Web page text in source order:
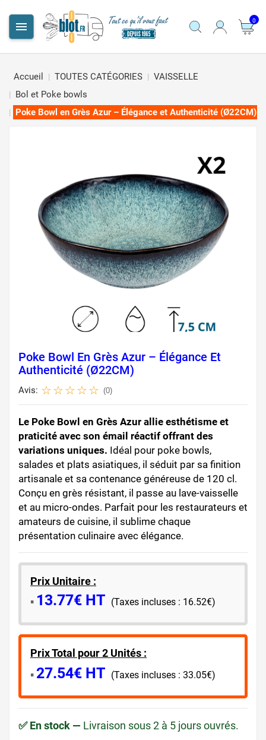
 0
Accueil TOUTES CATÉGORIES
VAISSELLE
Bol et Poke bowls
Poke Bowl en Grès Azur – Élégance et Authenticité (Ø22CM)
Poke Bowl En Grès Azur – Élégance Et
Authenticité (Ø22CM)
Avis: (0)
Le Poke Bowl en Grès Azur allie esthétisme et
praticité avec son émail réactif offrant des
variations uniques. Idéal pour poke bowls,
salades et plats asiatiques, il séduit par sa finition
artisanale et sa contenance généreuse de 120 cl.
Conçu en grès résistant, il passe au lave-vaisselle
et au micro-ondes. Parfait pour les restaurateurs et
amateurs de cuisine, il sublime chaque
présentation culinaire avec élégance.
Prix Unitaire :
​▪️​ 13.77€ HT (Taxes incluses : 16.52€)
Prix Total pour 2 Unités :
▪️​ 27.54€ HT (Taxes incluses : 33.05€)
✅ En stock — Livraison sous 2 à 5 jours ouvrés.